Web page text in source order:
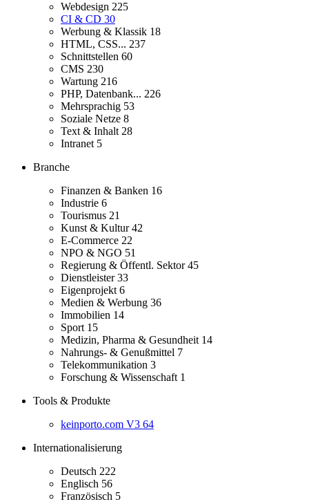
Webdesign 225
CI & CD 30
Werbung & Klassik 18
HTML, CSS... 237
Schnittstellen 60
CMS 230
Wartung 216
PHP, Datenbank... 226
Mehrsprachig 53
Soziale Netze 8
Text & Inhalt 28
Intranet 5
Branche
Finanzen & Banken 16
Industrie 6
Tourismus 21
Kunst & Kultur42
E-Commerce 22
NPO & NGO 51
Regierung & Öffentl. Sektor45
Dienstleister33
Eigenprojekt 6
Medien & Werbung 36
Immobilien 14
Sport 15
Medizin, Pharma & Gesundheit 14
Nahrungs- & Genußmittel 7
Telekommunikation 3
Forschung & Wissenschaft 1
Tools & Produkte
keinporto.com V3 64
Internationalisierung
Deutsch 222
Englisch 56
Französisch 5